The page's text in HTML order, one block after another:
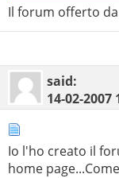
Il forum offerto
said:
14-02-2007
Io l'ho creato il
home